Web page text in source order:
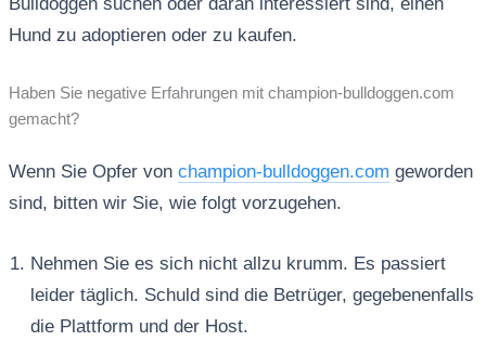
Hund zu adoptieren oder zu kaufen.
Haben Sie negative Erfahrungen mit champion-bulldoggen.com
gemacht?
Wenn Sie Opfer von champion-bulldoggen.com geworden
sind, bitten wir Sie, wie folgt vorzugehen.
Nehmen Sie es sich nicht allzu krumm. Es passiert
leider täglich. Schuld sind die Betrüger, gegebenenfalls
die Plattform und der Host.